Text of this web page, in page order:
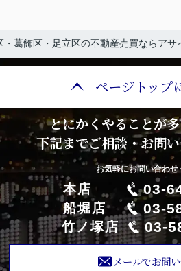
・葛飾区・足立区の不動産売買ならアサ
ページトップ
とにかくやることが
下記までご相談・お問
お気軽にお問い合わせ
本店 03-
船堀店 03-
竹ノ塚店 03-
メールでお問